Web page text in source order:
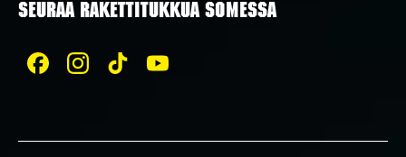
SEURAA RAKETTITUKKUA SOMESSA